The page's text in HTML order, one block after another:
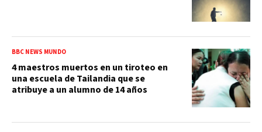
BBC NEWS MUNDO
4 maestros muertos en un tiroteo en
una escuela de Tailandia que se
atribuye a un alumno de 14 años